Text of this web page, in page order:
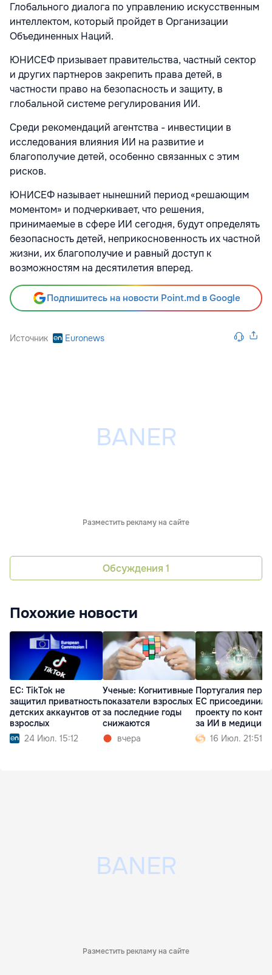
Глобального диалога по управлению искусственным
интеллектом, который пройдет в Организации
Объединенных Наций.
ЮНИСЕФ призывает правительства, частный сектор
и других партнеров закрепить права детей, в
частности право на безопасность и защиту, в
глобальной системе регулирования ИИ.
Среди рекомендаций агентства - инвестиции в
исследования влияния ИИ на развитие и
благополучие детей, особенно связанных с этим
рисков.
ЮНИСЕФ называет нынешний период «решающим
моментом» и подчеркивает, что решения,
принимаемые в сфере ИИ сегодня, будут определять
безопасность детей, неприкосновенность их частной
жизни, их благополучие и равный доступ к
возможностям на десятилетия вперед.
Подпишитесь на новости Point.md в Google
Источник Euronews
Разместить рекламу на сайте
Обсуждения 1
Похожие новости
ЕС: TikTok не
защитил приватность
детских аккаунтов от
взрослых
24 Июл. 15:12
Ученые: Когнитивные
показатели взрослых
за последние годы
снижаются
вчера
Португалия
ЕС
проекту по
за ИИ в медицине
16 Июл. 21:51
Разместить рекламу на сайте